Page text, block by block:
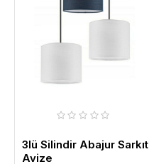
3lü Silindir Abajur Sarkıt
Avize